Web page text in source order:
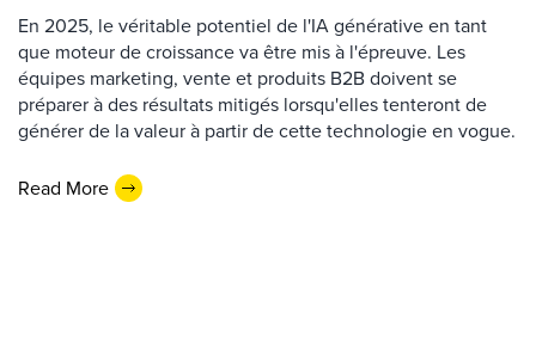
En 2025, le véritable potentiel de l'IA générative en tant
que moteur de croissance va être mis à l'épreuve. Les
équipes marketing, vente et produits B2B doivent se
préparer à des résultats mitigés lorsqu'elles tenteront de
générer de la valeur à partir de cette technologie en vogue.
Read More